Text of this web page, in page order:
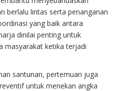
berlalu lintas serta penanganan
yang baik antara
dinilai penting untuk
masyarakat ketika terjadi
santunan, pertemuan juga
untuk menekan angka